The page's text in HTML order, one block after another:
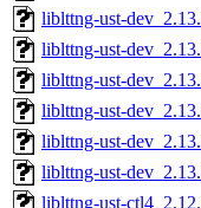
liblttng-ust-
liblttng-ust-
liblttng-ust-
liblttng-ust-
liblttng-ust-
liblttng-ust-
liblttng-ust-